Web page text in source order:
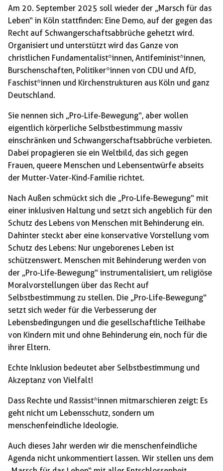
Am 20. September 2025 soll wieder der „Marsch für das
Leben“ in Köln stattfinden: Eine Demo, auf der gegen das
Recht auf Schwangerschaftsabbrüche gehetzt wird.
Organisiert und unterstützt wird das Ganze von
christlichen Fundamentalist*innen, Antifeminist*innen,
Burschenschaften, Politiker*innen von CDU und AfD,
Faschist*innen und Kirchenstrukturen aus Köln und ganz
Deutschland.
Sie nennen sich „Pro-Life-Bewegung“, aber wollen
eigentlich körperliche Selbstbestimmung massiv
einschränken und Schwangerschaftsabbrüche verbieten.
Dabei propagieren sie ein Weltbild, das sich gegen
Frauen, queere Menschen und Lebensentwürfe abseits
der Mutter-Vater-Kind-Familie richtet.
Nach Außen schmückt sich die „Pro-Life-Bewegung“ mit
einer inklusiven Haltung und setzt sich angeblich für den
Schutz des Lebens von Menschen mit Behinderung ein.
Dahinter steckt aber eine konservative Vorstellung vom
Schutz des Lebens: Nur ungeborenes Leben ist
schützenswert. Menschen mit Behinderung werden von
der „Pro-Life-Bewegung“ instrumentalisiert, um religiöse
Moralvorstellungen über das Recht auf
Selbstbestimmung zu stellen. Die „Pro-Life-Bewegung“
setzt sich weder für die Verbesserung der
Lebensbedingungen und die gesellschaftliche Teilhabe
von Kindern mit und ohne Behinderung ein, noch für die
ihrer Eltern.
Echte Inklusion bedeutet aber Selbstbestimmung und
Akzeptanz von Vielfalt!
Dass Rechte und Rassist*innen mitmarschieren zeigt: Es
geht nicht um Lebensschutz, sondern um
menschenfeindliche Ideologie.
Auch dieses Jahr werden wir die menschenfeindliche
Agenda nicht unkommentiert lassen. Wir stellen uns dem